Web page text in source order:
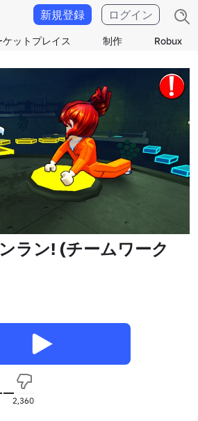
ケットプレイス 制作 Robux
新規登録 ログイン
ラン! (チームワーク
2,360